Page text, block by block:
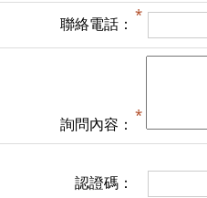
聯絡電話：
詢問內容：
認證碼：